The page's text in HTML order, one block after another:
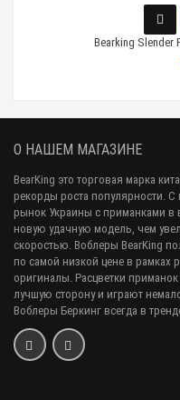
Bearking Slender
О НАШЕМ МАГАЗИНЕ
BearKing это торговая марка
рекорды роста популярности. С
рынок Украины с приманками в
новую удачную модель, чем
скоростью. Воблеры BearKing
по самой низкой цене в рамках
оригиналы. Расцветки
лучшую сторону и играют
Воблеры Беркинг всегда в